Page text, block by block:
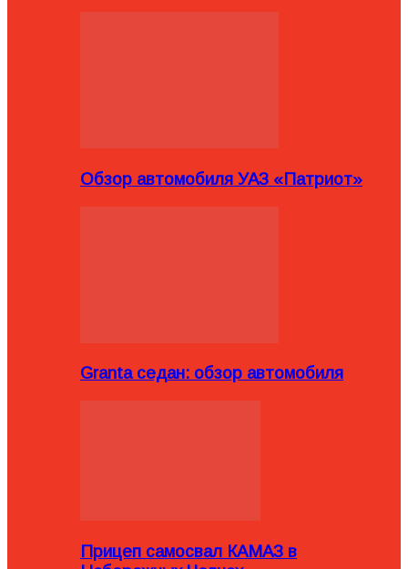
Обзор автомобиля УАЗ «Патриот»
Granta седан: обзор автомобиля
Прицеп самосвал КАМАЗ в